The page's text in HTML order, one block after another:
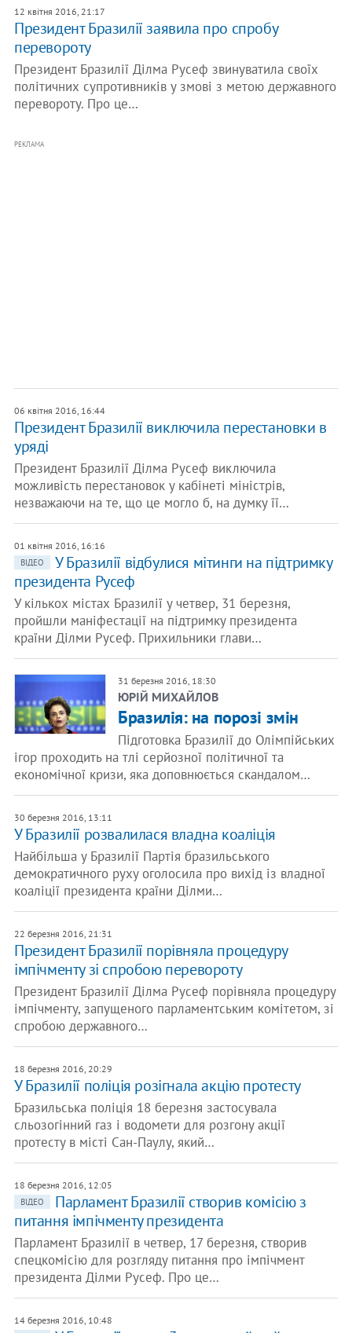
12 квітня 2016, 21:17
Президент Бразилії заявила про спробу
перевороту
Президент Бразилії Ділма Русеф звинуватила своїх
політичних супротивників у змові з метою державного
перевороту. Про це…
РЕКЛАМА
06 квітня 2016, 16:44
Президент Бразилії виключила перестановки в
уряді
Президент Бразилії Ділма Русеф виключила
можливість перестановок у кабінеті міністрів,
незважаючи на те, що це могло б, на думку її…
01 квітня 2016, 16:16
ВІДЕО
У Бразилії відбулися мітинги на підтримку
президента Русеф
У кількох містах Бразилії у четвер, 31 березня,
пройшли маніфестації на підтримку президента
країни Ділми Русеф. Прихильники глави…
31 березня 2016, 18:30
ЮРІЙ МИХАЙЛОВ
Бразилія: на порозі змін
Підготовка Бразилії до Олімпійських
ігор проходить на тлі серйозної політичної та
економічної кризи, яка доповнюється скандалом…
30 березня 2016, 13:11
У Бразилії розвалилася владна коаліція
Найбільша у Бразилії Партія бразильського
демократичного руху оголосила про вихід із владної
коаліції президента країни Ділми…
22 березня 2016, 21:31
Президент Бразилії порівняла процедуру
імпічменту зі спробою перевороту
Президент Бразилії Ділма Русеф порівняла процедуру
імпічменту, запущеного парламентським комітетом, зі
спробою державного…
18 березня 2016, 20:29
У Бразилії поліція розігнала акцію протесту
Бразильська поліція 18 березня застосувала
сльозогінний газ і водомети для розгону акції
протесту в місті Сан-Паулу, який…
18 березня 2016, 12:05
ВІДЕО
Парламент Бразилії створив комісію з
питання імпічменту президента
Парламент Бразилії в четвер, 17 березня, створив
спецкомісію для розгляду питання про імпічмент
президента Ділми Русеф. Про це…
14 березня 2016, 10:48